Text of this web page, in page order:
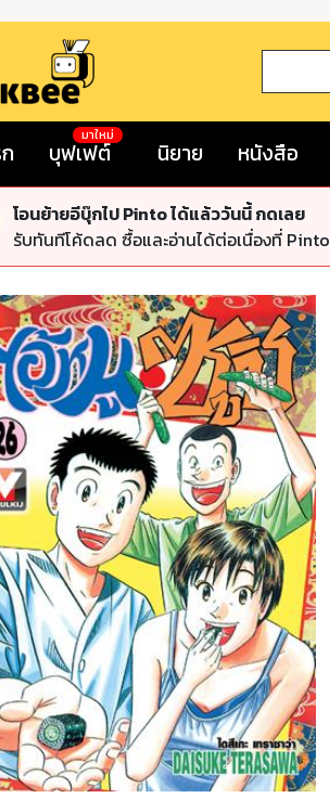
บุฟเฟต์
มาใหม่
นิยาย หนังสือ
โอนย้ายอีบุ๊กไป Pinto ได้แล้ววันนี้ กดเลย
รับทันทีโค้ดลด ซื้อและอ่านได้ต่อเนื่องที่ Pinto